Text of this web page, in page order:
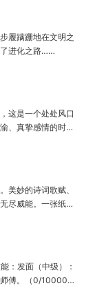
你鱼仔。
履蹒跚地在文明之
了进化之路……
这是一个处处风口
、真挚感情的时
劝着放弃高考进厂
么多年体育老师的
美妙的诗词歌赋、
尽威能。一张纸可
永夜。林苏进入这
圣人争道。精智
可换一国之君。不
：发面（中级）：
傅。（0/10000）
100%的早餐店师